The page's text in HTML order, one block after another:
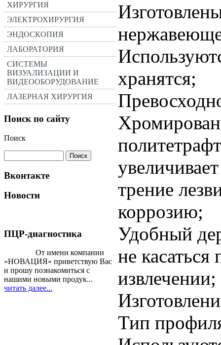
ХИРУРГИЯ
ЭЛЕКТРОХИРУРГИЯ
ЭНДОСКОПИЯ
ЛАБОРАТОРИЯ
СИСТЕМЫ
ВИЗУАЛИЗАЦИИ И
ВИДЕООБОРУДОВАНИЕ
ЛАЗЕРНАЯ ХИРУРГИЯ
Поиск по сайту
Поиск
Вконтакте
Новости
ПЦР-диагностика
От имени компании
«НОВАЦИЯ» приветствую Вас
и прошу познакомиться с
нашими новыми продук...
читать далее...
хранятся;
трение
коррозию;
Удобный
не касаться
извлечении;
Тип